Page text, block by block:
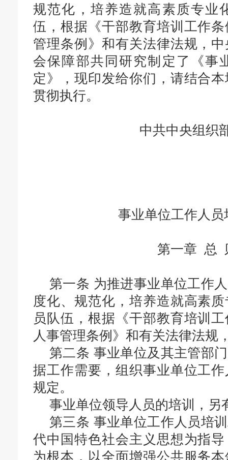
规范化，培养造就高素质专业
伍，根据《干部教育培训工作
管理条例》和有关法律法规，
会保障部共同研究制定了《事
定》，现印发给你们，请结合
贯彻执行。
中共中央组织
事业单位工作人员
第一章 总
第一条 为推进事业单位工作
度化、规范化，培养造就高素
员队伍，根据《干部教育培训
人事管理条例》和有关法律法规
第二条 事业单位及其主管部
据工作需要，组织事业单位工
规定。
事业单位领导人员的培训，另
第三条 事业单位工作人员培
代中国特色社会主义思想为指
为根本，以全面增强公共服务